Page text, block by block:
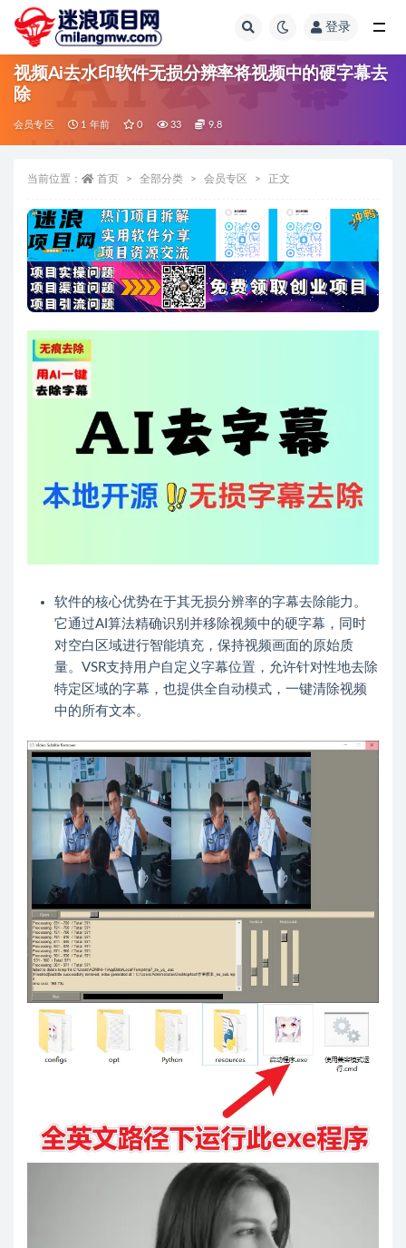
登录
视频Ai去水印软件无损分辨率将视频中的硬字幕去
除
会员专区 1 年前 0 33 9.8
当前位置： 首页 全部分类 会员专区 正文
软件的核心优势在于其无损分辨率的字幕去除能力。
它通过AI算法精确识别并移除视频中的硬字幕，同时
对空白区域进行智能填充，保持视频画面的原始质
量。VSR支持用户自定义字幕位置，允许针对性地去除
特定区域的字幕，也提供全自动模式，一键清除视频
中的所有文本。
全部